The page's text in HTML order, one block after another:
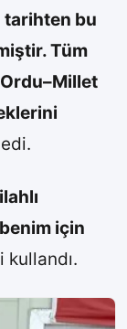
tarihten bu
Tüm
Ordu–Millet
için